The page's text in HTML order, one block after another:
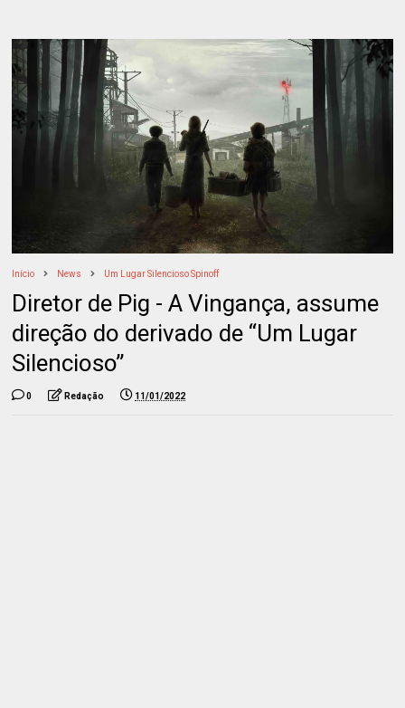
Início News Um Lugar Silencioso Spinoff
Diretor de Pig - A Vingança, assume
direção do derivado de “Um Lugar
Silencioso”
0 Redação 11/01/2022